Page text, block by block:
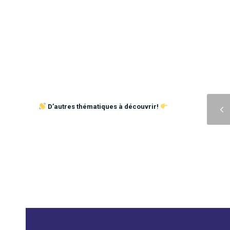
D’autres thématiques à découvrir!
Précédent